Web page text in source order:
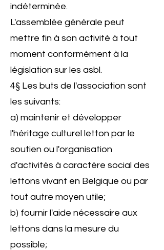
indéterminée.
L'assemblée générale peut
mettre fin à son activité à tout
moment conformément à la
législation sur les asbl.
4§ Les buts de l'association sont
les suivants:
a) maintenir et développer
l'héritage culturel letton par le
soutien ou l'organisation
d'activités à caractère social des
lettons vivant en Belgique ou par
tout autre moyen utile;
b) fournir l'aide nécessaire aux
lettons dans la mesure du
possible;